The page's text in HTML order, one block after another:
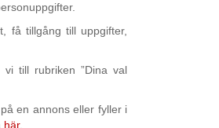
få tillgång till uppgifter,
till rubriken ”Dina val
en annons eller fyller i
här.